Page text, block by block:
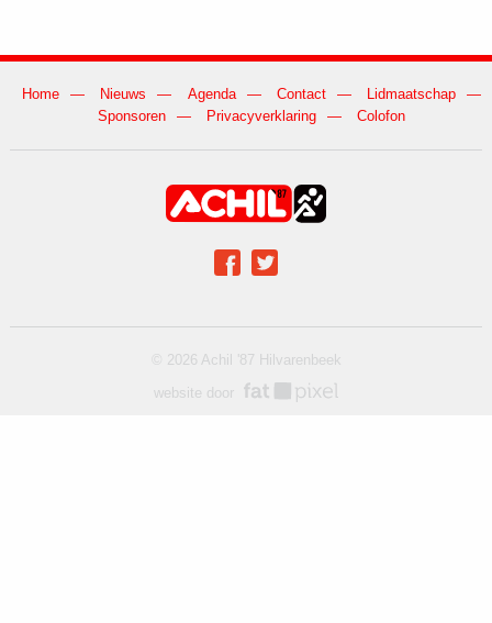
Home Nieuws Agenda Contact
Lidmaatschap
Sponsoren
Privacyverklaring Colofon
© 2026 Achil '87 Hilvarenbeek
website door